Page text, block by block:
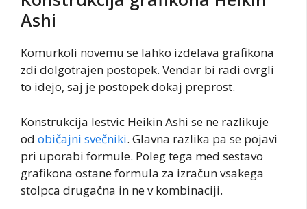
Ashi
Komurkoli novemu se lahko izdelava grafikona
zdi dolgotrajen postopek. Vendar bi radi ovrgli
to idejo, saj je postopek dokaj preprost.
Konstrukcija lestvic Heikin Ashi se ne razlikuje
od običajni svečniki. Glavna razlika pa se pojavi
pri uporabi formule. Poleg tega med sestavo
grafikona ostane formula za izračun vsakega
stolpca drugačna in ne v kombinaciji.